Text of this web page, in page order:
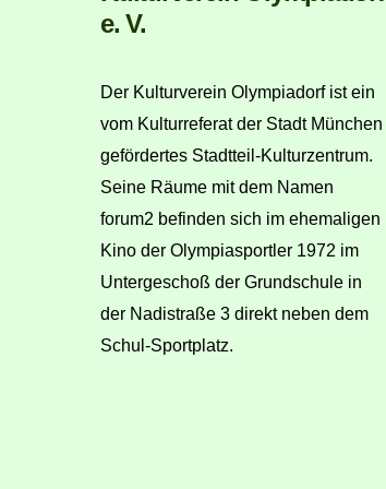
e. V.
Der Kulturverein Olympiadorf ist ein
vom Kulturreferat der Stadt München
gefördertes Stadtteil-Kulturzentrum.
Seine Räume mit dem Namen
forum2 befinden sich im ehemaligen
Kino der Olympiasportler 1972 im
Untergeschoß der Grundschule in
der Nadistraße 3 direkt neben dem
Schul-Sportplatz.